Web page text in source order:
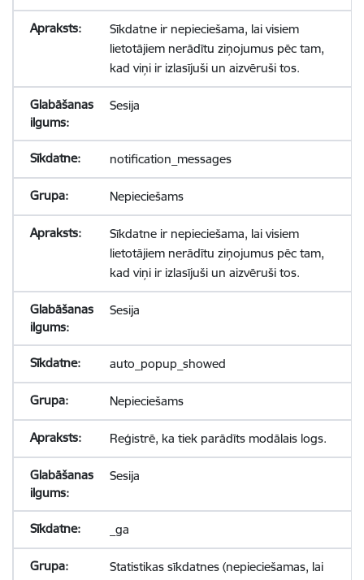
Sīkdatne ir nepieciešama, lai visiem
lietotājiem nerādītu ziņojumus pēc tam,
kad viņi ir izlasījuši un aizvēruši tos.
Sesija
notification_messages
Nepieciešams
Sīkdatne ir nepieciešama, lai visiem
lietotājiem nerādītu ziņojumus pēc tam,
kad viņi ir izlasījuši un aizvēruši tos.
Sesija
auto_popup_showed
Nepieciešams
Reģistrē, ka tiek parādīts modālais logs.
Sesija
_ga
Statistikas sīkdatnes (nepieciešamas, lai